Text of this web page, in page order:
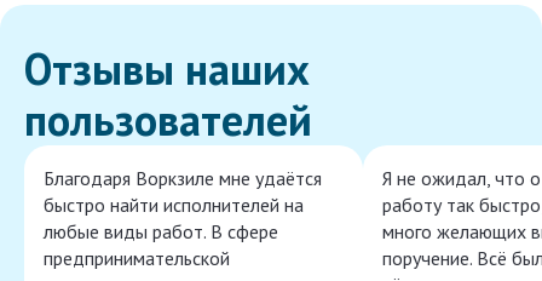
Отзывы наших
пользователей
Благодаря Воркзиле мне удаётся
быстро найти исполнителей на
любые виды работ. В сфере
предпринимательской
Я не ожидал, что
работу так
много желающих
поручение. Всё